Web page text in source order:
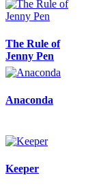
The Rule of
Jenny Pen
Anaconda
Keeper